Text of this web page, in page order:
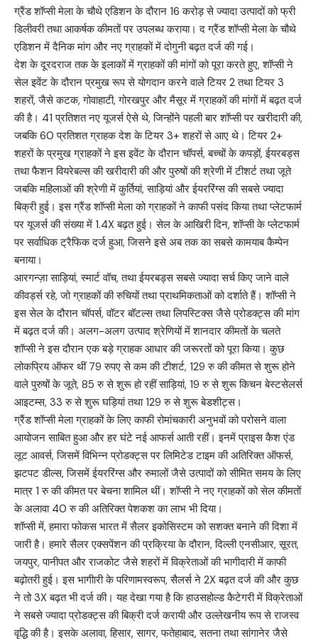
ग्रैंड शॉप्सी मेला के चौथे एडिशन के दौरान 16 करोड़ से ज्यादा उत्पादों को फ्री
डिलीवरी तथा आकर्षक कीमतों पर उपलब्ध कराया। द ग्रैंड शॉप्सी मेला के चौथे
एडिशन में दैनिक मांग और नए ग्राहकों में दोगुनी बढ़त दर्ज की गई।
देश के दूरदराज तक के इलाकों में ग्राहकों की मांगों को पूरा करते हुए, शॉप्सी ने
सेल इवेंट के दौरान प्रमुख रूप से योगदान करने वाले टियर 2 तथा टियर 3
शहरों, जैसे कटक, गोवाहाटी, गोरखपुर और मैसूर में ग्राहकों की मांगों में बढ़त दर्ज
की है। 41 प्रतिशत नए यूजर्स ऐसे थे, जिन्होंने पहली बार शॉप्सी पर खरीदारी की,
जबकि 60 प्रतिशत ग्राहक देश के टियर 3+ शहरों से आए थे। टियर 2+
शहरों के प्रमुख ग्राहकों ने इस इवेंट के दौरान चॉपर्स, बच्चों के कपड़ों, ईयरबड्स
तथा फैशन वियरेबल्स की खरीदारी की और पुरुषों की श्रेणी में टीशर्ट तथा जूते
जबकि महिलाओं की श्रेणी में कुर्तियां, साड़ियां और ईयररिंग्स की सबसे ज्यादा
बिक्री हुई। इस ग्रैंड शॉप्सी मेला को ग्राहकों ने काफी पसंद किया तथा प्लेटफार्म
पर यूजर्स की संख्या में 1.4X बढ़त हुई। सेल के आखिरी दिन, शॉप्सी के प्लेटफार्म
पर सर्वाधिक ट्रैफिक दर्ज हुआ, जिसने इसे अब तक का सबसे कामयाब कैम्पेन
बनाया।
आरगन्ज़ा साड़ियां, स्मार्ट वॉच, तथा ईयरबड्स सबसे ज्यादा सर्च किए जाने वाले
कीवर्ड्स रहे, जो ग्राहकों की रुचियों तथा प्राथमिकताओं को दर्शाते हैं। शॉप्सी ने
इस सेल के दौरान चॉपर्स, वॉटर बॉटल्स तथा लिपस्टिक्स जैसे प्रोडक्ट्स की मांग
में बढ़त दर्ज की। अलग-अलग उत्पाद श्रेणियों में शानदार कीमतों के चलते
शॉप्सी ने इस दौरान एक बड़े ग्राहक आधार की जरूरतों को पूरा किया। कुछ
लोकप्रिय ऑफर थीं 79 रुपए से कम की टीशर्ट, 129 रु की कीमत से शुरू होने
वाले पुरुषों के जूते, 85 रु से शुरू हो रहीं साड़ियां, 19 रु से शुरू किचन बेस्टसेलर्स
आइटम्स, 33 रु से शुरू घड़ियां तथा 129 रु से शुरू बेडशीट्स।
ग्रैंड शॉप्सी मेला ग्राहकों के लिए काफी रोमांचकारी अनुभवों को परोसने वाला
आयोजन साबित हुआ और हर घंटे नई आफर्स आती रहीं। इनमें प्राइस कैश एंड
लूट आवर्स, जिसमें विभिन्न प्रोडक्ट्स पर लिमिटेड टाइम की अतिरिक्त ऑफर्स,
झटपट डील्स, जिसमें ईयररिंग्स और रुमालों जैसे उत्पादों को सीमित समय के लिए
मात्र 1 रु की कीमत पर बेचना शामिल थीं। शॉप्सी ने नए ग्राहकों को सेल कीमतों
के अलावा 40 रु की अतिरिक्त पेशकश का लाभ भी दिया।
शॉप्सी में, हमारा फोकस भारत में सैलर इकोसिस्टम को सशक्त बनाने की दिशा में
जारी है। हमारे सैलर एक्सपेंशन की प्रक्रिया के दौरान, दिल्ली एनसीआर, सूरत,
जयपुर, पानीपत और राजकोट जैसे शहरों में विक्रेताओं की भागीदारी में काफी
बढ़ोतरी हुई। इस भागीारी के परिणामस्वरूप, सैलर्स ने 2X बढ़त दर्ज की और कुछ
ने तो 3X बढ़त भी दर्ज की। यह देखा गया है कि हाउसहोल्ड कैटेगरी में विक्रेताओं
ने सबसे ज्यादा प्रोडक्ट्स की बिक्री दर्ज करायी और उल्लेखनीय रूप से राजस्व
वृद्धि की है। इसके अलावा, हिसार, सागर, फतेहाबाद, सतना तथा सांगानेर जैसे